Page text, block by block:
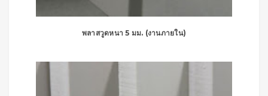
พลาสวูดหนา 5 มม. (งานภายใน)